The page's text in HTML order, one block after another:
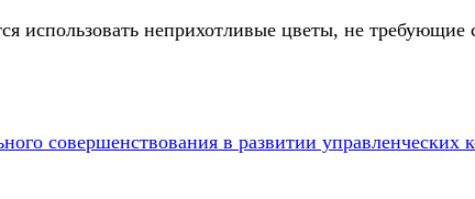
использовать неприхотливые цветы, не
совершенствования в развитии